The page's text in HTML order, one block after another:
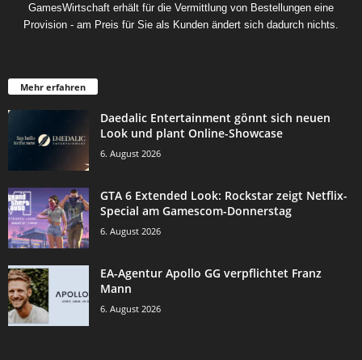
GamesWirtschaft erhält für die Vermittlung von Bestellungen eine
Provision - am Preis für Sie als Kunden ändert sich dadurch nichts.
Mehr erfahren
Daedalic Entertainment gönnt sich neuen
Look und plant Online-Showcase
6. August 2026
GTA 6 Extended Look: Rockstar zeigt Netflix-
Special am Gamescom-Donnerstag
6. August 2026
EA-Agentur Apollo GG verpflichtet Franz
Mann
6. August 2026